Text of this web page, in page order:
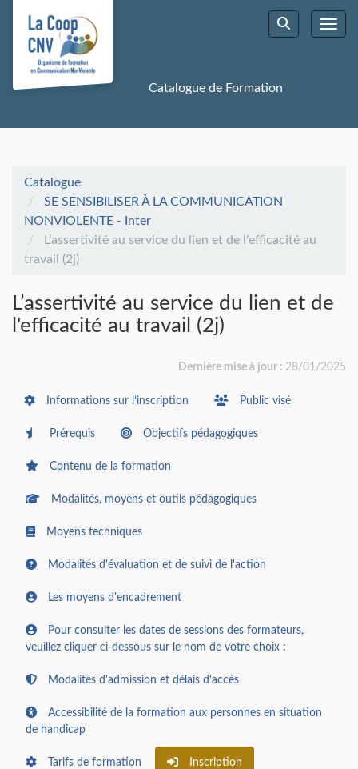
Aller au menu principal
Aller au contenu principal
Personnaliser l'interface
Rechercher
Catalogue de Formation
Catalogue
SE SENSIBILISER À LA COMMUNICATION
NONVIOLENTE - Inter
L’assertivité au service du lien et de l'efficacité au
travail (2j)
L’assertivité au service du lien et de
l'efficacité au travail (2j)
Dernière mise à jour : 28/01/2025
Informations sur l’inscription Public visé
Prérequis Objectifs pédagogiques
Contenu de la formation
Modalités, moyens et outils pédagogiques
Moyens techniques
Modalités d'évaluation et de suivi de l'action
Les moyens d'encadrement
Pour consulter les dates de sessions des formateurs,
veuillez cliquer ci-dessous sur le nom de votre choix :
Modalités d'admission et délais d'accès
Accessibilité de la formation aux personnes en situation
de handicap
Tarifs de formation Inscription